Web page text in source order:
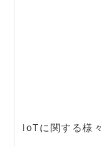
IoTに関する様